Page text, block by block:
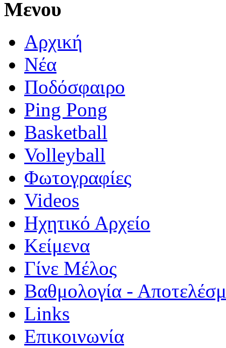
Μενου
Αρχική
Νέα
Ποδόσφαιρο
Ping Pong
Basketball
Volleyball
Φωτογραφίες
Videos
Ηχητικό Αρχείο
Κείμενα
Γίνε Μέλος
Βαθμολογία -
Links
Επικοινωνία